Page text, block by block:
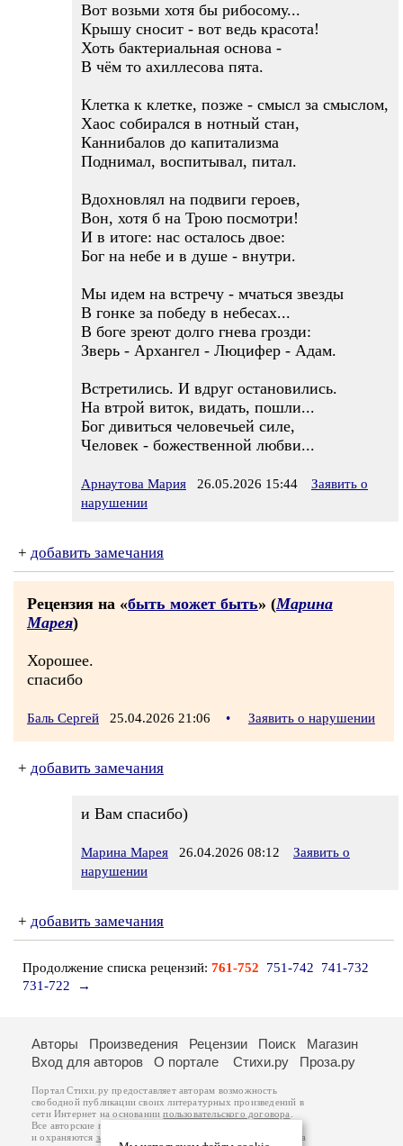
Вот возьми хотя бы рибосому...
Крышу сносит - вот ведь красота!
Хоть бактериальная основа -
В чём то ахиллесова пята.
Клетка к клетке, позже - смысл за смыслом,
Хаос собирался в нотный стан,
Каннибалов до капитализма
Поднимал, воспитывал, питал.
Вдохновлял на подвиги героев,
Вон, хотя б на Трою посмотри!
И в итоге: нас осталось двое:
Бог на небе и в душе - внутри.
Мы идем на встречу - мчаться звезды
В гонке за победу в небесах...
В боге зреют долго гнева грозди:
Зверь - Архангел - Люцифер - Адам.
Встретились. И вдруг остановились.
На втрой виток, видать, пошли...
Бог дивиться человечьей силе,
Человек - божественной любви...
Арнаутова Мария 26.05.2026 15:44
Заявить о
нарушении
+ добавить замечания
Рецензия на «быть может быть» (Марина
Марея)
Хорошее.
спасибо
Баль Сергей 25.04.2026 21:06 • Заявить о нарушении
+ добавить замечания
и Вам спасибо)
Марина Марея 26.04.2026 08:12
Заявить о
нарушении
+ добавить замечания
Продолжение списка рецензий: 761-752 751-742
741-732
731-722
→
Авторы Произведения Рецензии Поиск
Магазин
Вход для авторов
О портале Стихи.ру Проза.ру
Портал Стихи.ру предоставляет авторам возможность
свободной публикации своих литературных произведений в
сети Интернет на основаниипользовательского договора
Все авторские права на произведения принадлежат авторам
и охраняются законом
. Перепечатка произведений возможна